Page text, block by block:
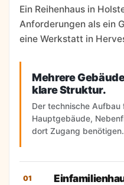
Ein Reihenhaus in
Anforderungen als ein
eine Werkstatt in
Mehrere
klare Struktur.
Der technische
Hauptgebäude,
dort Zugang benötigen.
01